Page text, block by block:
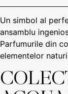
Un simbol al
ansamblu
Parfumurile din
elementelor